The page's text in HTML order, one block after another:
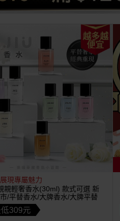
越多越
便宜
現專屬魅力
親輕奢香水(30ml) 款式可選 新
/平替香水/大牌香水/大牌平替
309元